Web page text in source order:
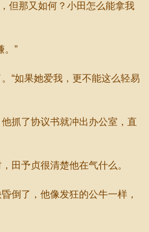
但那又如何？小田怎么能拿我
”
如果她爱我，更不能这么轻易
了协议书就冲出办公室，直
予贞很清楚他在气什么。
了，他像发狂的公牛一样，